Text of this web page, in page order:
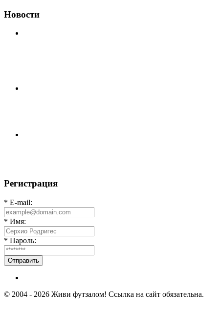
Новости
Регистрация
* E-mail:
* Имя:
* Пароль:
Отправить
© 2004 - 2026 Живи футзалом! Ссылка на сайт обязательна.